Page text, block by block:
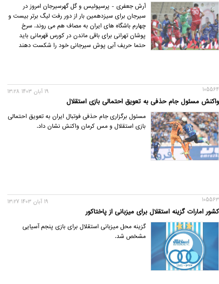
آرش جعفری - پرسپولیس و گل گهرسیرجان امروز در
سیرجان برای سیزدهمین بار از دور رفت لیگ برتر بیست و
چهارم باشگاه های ایران به مصاف هم می روند. سرخ
پوشان تهرانی برای باقی ماندن در کورس قهرمانی باید
حتما حریف آبی پوش سیرجانی خود را شکست دهند
105564
واکنش مسئول جام حذفی به تعویق احتمالی بازی استقلال
19 آبان 1403 13:28
مسئول برگزاری جام حذفی فوتبال ایران به تعویق احتمالی
بازی استقلال و مس کرمان واکنش نشان داد.
105563
کشور امارات گزینه استقلال برای میزبانی از پاختاکور
19 آبان 1403 13:27
گزینه محل میزبانی استقلال برای بازی پنجم آسیایی
مشخص شد.